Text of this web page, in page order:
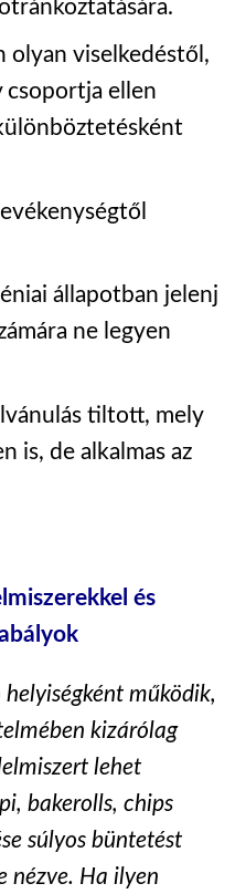
olyan viselkedéstől,
csoportja ellen
állapotban jelenj
ne legyen
tiltott, mely
is, de alkalmas az
és
működik,
kizárólag
lehet
bakerolls, chips
súlyos büntetést
nézve. Ha ilyen